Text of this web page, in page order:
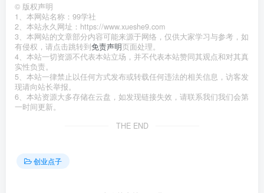
© 版权声明
1、本网站名称：99学社
2、本站永久网址：https://www.xueshe9.com
3、本网站的文章部分内容可能来源于网络，仅供大家学习与参考，如
有侵权，请点击跳转到免责声明页面处理。
4、本站一切资源不代表本站立场，并不代表本站赞同其观点和对其真
实性负责。
5、本站一律禁止以任何方式发布或转载任何违法的相关信息，访客发
现请向站长举报。
6、本站资源大多存储在云盘，如发现链接失效，请联系我们我们会第
一时间更新。
THE END
创业点子